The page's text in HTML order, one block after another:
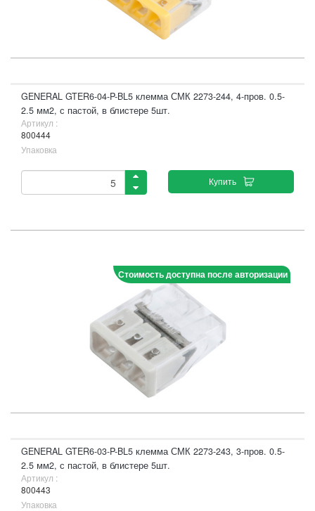
GENERAL GTER6-04-P-BL5 клемма СМК 2273-244, 4-пров. 0.5-
2.5 мм2, с пастой, в блистере 5шт.
Артикул :
800444
Упаковка
Купить
Стоимость доступна после авторизации
GENERAL GTER6-03-P-BL5 клемма СМК 2273-243, 3-пров. 0.5-
2.5 мм2, с пастой, в блистере 5шт.
Артикул :
800443
Упаковка